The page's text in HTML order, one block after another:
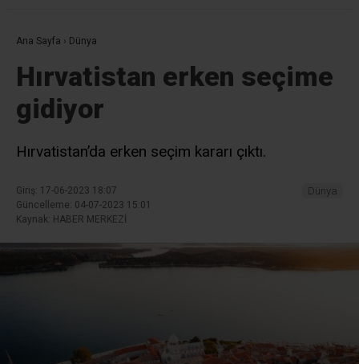
Ana Sayfa › Dünya
Hırvatistan erken seçime
gidiyor
Hırvatistan’da erken seçim kararı çıktı.
Giriş: 17-06-2023 18:07
Güncelleme: 04-07-2023 15:01
Kaynak: HABER MERKEZİ
Dünya